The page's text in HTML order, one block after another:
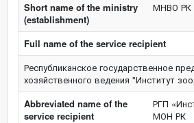
Short name of the ministry
(establishment)
МНВО РК
Full name of the service recipient
Республиканское государственное
хозяйственного ведения "Институт
Abbreviated name of the
service recipient
РГП
МОН РК